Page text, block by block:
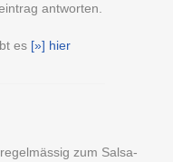
antworten.
es [»] hier
zum Salsa-